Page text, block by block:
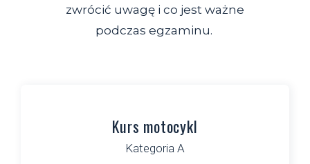
zwrócić uwagę i co jest ważne
podczas egzaminu.
Kurs motocykl
Kategoria A